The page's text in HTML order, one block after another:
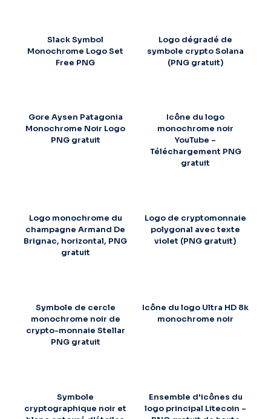
Slack Symbol
Monochrome Logo Set
Free PNG
Logo dégradé de
symbole crypto Solana
(PNG gratuit)
Gore Aysen Patagonia
Monochrome Noir Logo
PNG gratuit
Icône du logo
monochrome noir
YouTube –
Téléchargement PNG
gratuit
Logo monochrome du
champagne Armand De
Brignac, horizontal, PNG
gratuit
Logo de cryptomonnaie
polygonal avec texte
violet (PNG gratuit)
Symbole de cercle
monochrome noir de
crypto-monnaie Stellar
PNG gratuit
Icône du logo Ultra HD 8k
monochrome noir
Symbole
cryptographique noir et
Ensemble d'icônes du
logo principal Litecoin –